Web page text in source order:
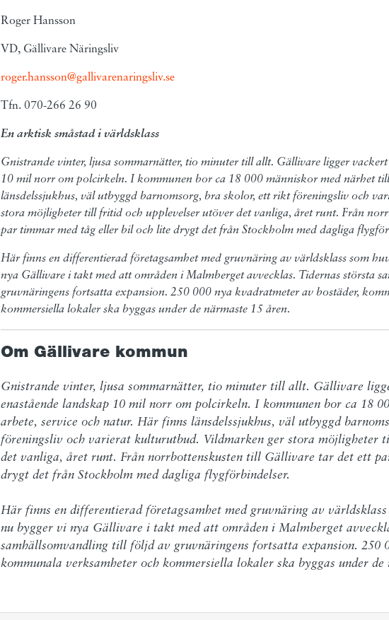
Roger Hansson
VD, Gällivare Näringsliv
roger.hansson@gallivarenaringsliv.se
Tfn. 070-266 26 90
En arktisk småstad i världsklass
Gnistrande vinter, ljusa sommarnätter, tio minuter till allt. Gällivare ligger
10 mil norr om polcirkeln. I kommunen borca 18 000 människor med närhet
länsdelssjukhus, väl utbyggd barnomsorg, bra skolor, ett rikt föreningsliv och
stora möjligheter till fritid och upplevelser utöver det vanliga, året runt. Från
par timmar med tåg eller bil och lite drygt det från Stockholm med dagliga
Här finns en differentierad företagsamhet med gruvnäring av världsklass som
nya Gällivare i takt med att områden i Malmberget avvecklas. Tidernas största
gruvnäringens fortsatta expansion. 250 000 nya kvadratmeter av bostäder,
kommersiella lokaler ska byggas under de närmaste 15 åren.
Om Gällivare kommun
Gnistrande vinter, ljusa sommarnätter, tio minuter till allt. Gällivare
enastående landskap 10 mil norr om polcirkeln. I kommunen bor ca 18
arbete, service och natur. Här finns länsdelssjukhus, väl utbyggd
föreningsliv och varierat kulturutbud. Vildmarken ger stora möjligheter
det vanliga, året runt. Från norrbottenskusten till Gällivare tar det ett
drygt det från Stockholm med dagliga flygförbindelser.
Här finns en differentierad företagsamhet med gruvnäring av
nu bygger vi nya Gällivare i takt med att områden i Malmberget
samhällsomvandling till följd av gruvnäringens fortsatta expansion. 250
kommunala verksamheter och kommersiella lokaler ska byggas under de